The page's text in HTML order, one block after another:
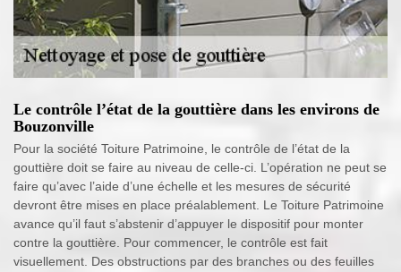
Le contrôle l’état de la gouttière dans les environs de
Bouzonville
Pour la société Toiture Patrimoine, le contrôle de l’état de la
gouttière doit se faire au niveau de celle-ci. L’opération ne peut se
faire qu’avec l’aide d’une échelle et les mesures de sécurité
devront être mises en place préalablement. Le Toiture Patrimoine
avance qu’il faut s’abstenir d’appuyer le dispositif pour monter
contre la gouttière. Pour commencer, le contrôle est fait
visuellement. Des obstructions par des branches ou des feuilles